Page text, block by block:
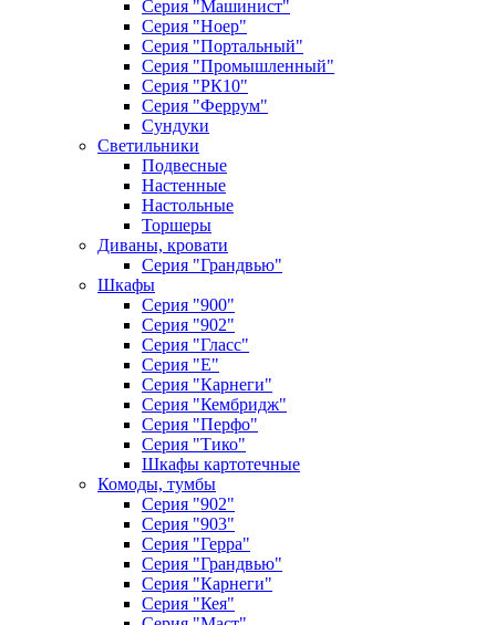
Серия "Машинист"
Серия "Ноер"
Серия "Портальный"
Серия "Промышленный"
Серия "РК10"
Серия "Феррум"
Сундуки
Светильники
Подвесные
Настенные
Настольные
Торшеры
Диваны, кровати
Серия "Грандвью"
Шкафы
Серия "900"
Серия "902"
Серия "Гласс"
Серия "Е"
Серия "Карнеги"
Серия "Кембридж"
Серия "Перфо"
Серия "Тико"
Шкафы картотечные
Комоды, тумбы
Серия "902"
Серия "903"
Серия "Герра"
Серия "Грандвью"
Серия "Карнеги"
Серия "Кея"